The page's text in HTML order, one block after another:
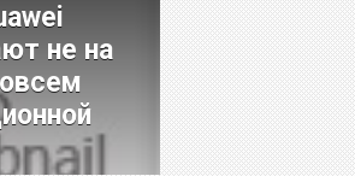
не на